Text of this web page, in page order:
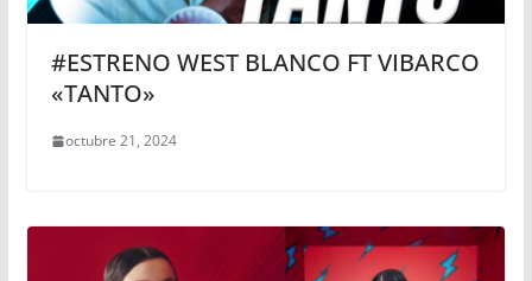
#ESTRENO WEST BLANCO FT VIBARCO
«TANTO»
octubre 21, 2024